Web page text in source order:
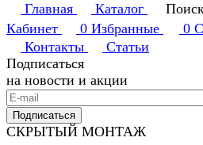
Главная
Каталог
Кабинет
0 Избранные 0
Контакты
Статьи
Подписаться
на новости и акции
Подписаться
СКРЫТЫЙ МОНТАЖ